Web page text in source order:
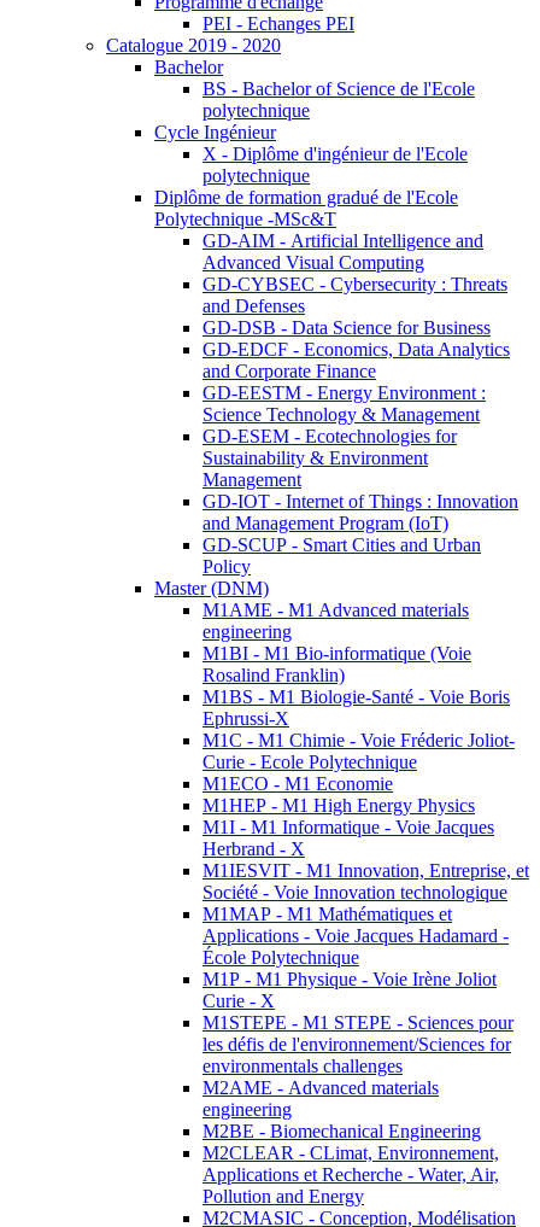
PEI - Echanges PEI
Catalogue 2019 - 2020
Bachelor
BS - Bachelor of Science de l'Ecole
polytechnique
Cycle Ingénieur
X - Diplôme d'ingénieur de l'Ecole
polytechnique
Diplôme de formation gradué de l'Ecole
Polytechnique -MSc&T
GD-AIM - Artificial Intelligence and
Advanced Visual Computing
GD-CYBSEC - Cybersecurity : Threats
and Defenses
GD-DSB - Data Science for Business
GD-EDCF - Economics, Data Analytics
and Corporate Finance
GD-EESTM - Energy Environment :
Science Technology & Management
GD-ESEM - Ecotechnologies for
Sustainability & Environment
Management
GD-IOT - Internet of Things : Innovation
and Management Program (IoT)
GD-SCUP - Smart Cities and Urban
Policy
Master (DNM)
M1AME - M1 Advanced materials
engineering
M1BI - M1 Bio-informatique (Voie
Rosalind Franklin)
M1BS - M1 Biologie-Santé - Voie Boris
Ephrussi-X
M1C - M1 Chimie - Voie Fréderic Joliot-
Curie - Ecole Polytechnique
M1ECO - M1 Economie
M1HEP - M1 High Energy Physics
M1I - M1 Informatique - Voie Jacques
Herbrand - X
M1IESVIT - M1 Innovation, Entreprise, et
Société - Voie Innovation technologique
M1MAP - M1 Mathématiques et
Applications - Voie Jacques Hadamard -
École Polytechnique
M1P - M1 Physique - Voie Irène Joliot
Curie - X
M1STEPE - M1 STEPE - Sciences pour
les défis de l'environnement/Sciences for
environmentals challenges
M2AME - Advanced materials
engineering
M2BE - Biomechanical Engineering
M2CLEAR - CLimat, Environnement,
Applications et Recherche - Water, Air,
Pollution and Energy
M2CMASIC - Conception, Modélisation